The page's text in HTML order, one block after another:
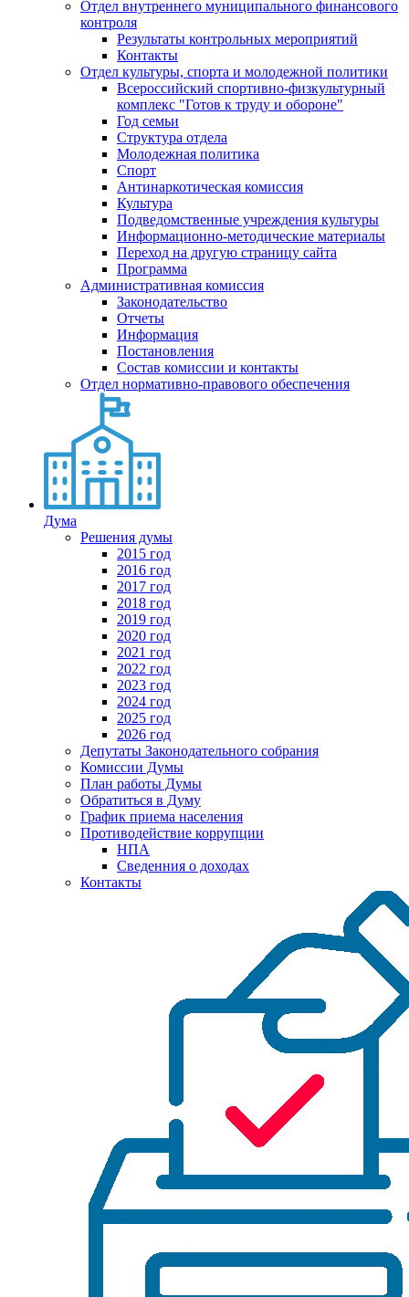
Отдел внутреннего муниципального финансового
контроля
Результаты контрольных мероприятий
Контакты
Отдел культуры, спорта и молодежной политики
Всероссийский спортивно-физкультурный
комплекс "Готов к труду и обороне"
Год семьи
Структура отдела
Молодежная политика
Спорт
Антинаркотическая комиссия
Культура
Подведомственные учреждения культуры
Информационно-методические материалы
Переход на другую страницу сайта
Программа
Административная комиссия
Законодательство
Отчеты
Информация
Постановления
Состав комиссии и контакты
Отдел нормативно-правового обеспечения
Дума
Решения думы
2015 год
2016 год
2017 год
2018 год
2019 год
2020 год
2021 год
2022 год
2023 год
2024 год
2025 год
2026 год
Депутаты Законодательного собрания
Комиссии Думы
План работы Думы
Обратиться в Думу
График приема населения
Противодействие коррупции
НПА
Сведенния о доходах
Контакты